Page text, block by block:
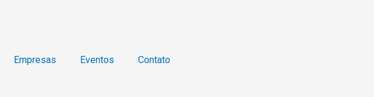
Empresas Eventos Contato